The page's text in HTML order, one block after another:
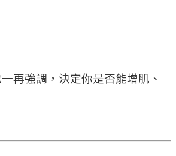
再強調，決定你是否能增肌、